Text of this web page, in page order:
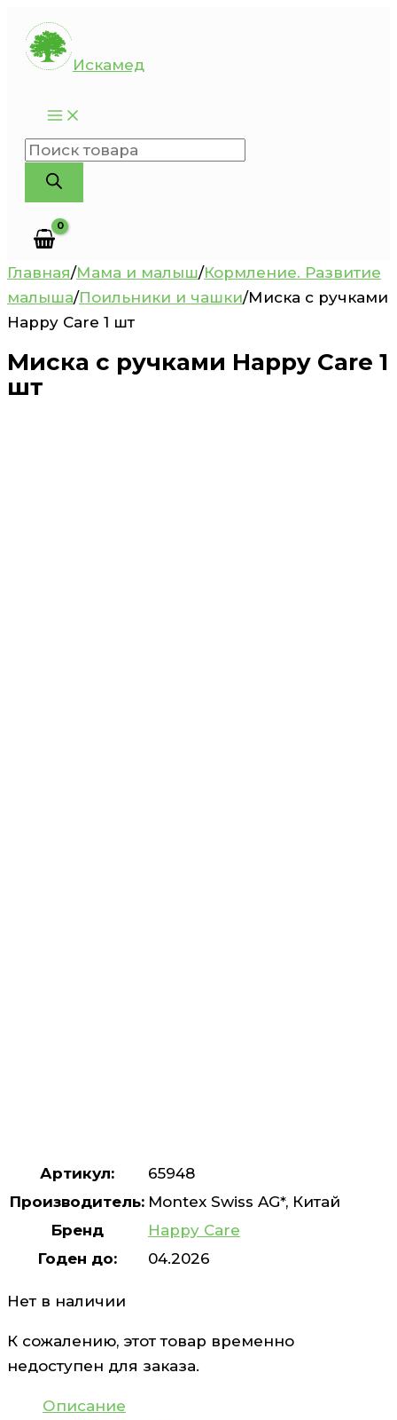
Перейти
содержимому
Искамед
Поиск
товаров
Главная/Мама и малыш/Кормление. Развитие
малыша/Поильники и чашки/Миска с ручками
Happy Care 1 шт
Миска с ручками Happy Care 1
шт
Артикул:
65948
Производитель: Montex Swiss AG*, Китай
Бренд
Happy Care
Годен до:
04.2026
Нет в наличии
К сожалению, этот товар временно
недоступен для заказа.
Описание